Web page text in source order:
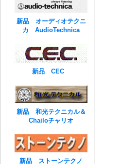
新品 オーディオテクニ
カ AudioTechnica
新品 CEC
新品 和光テクニカル＆
Chailoチャリオ
新品 ストーンテクノ